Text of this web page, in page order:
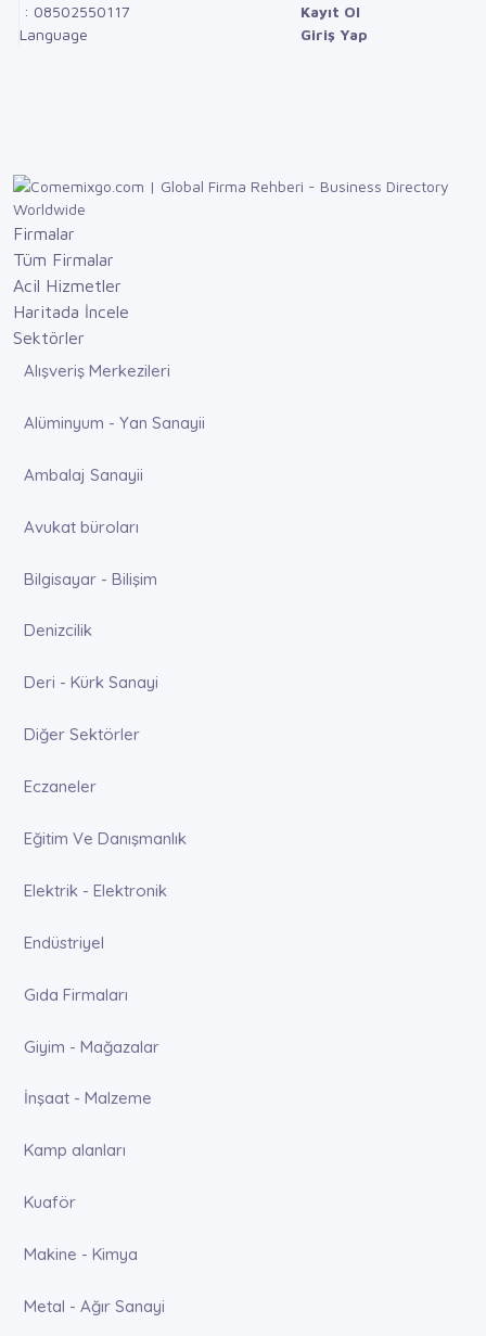
: 08502550117
Language
Kayıt Ol
Giriş Yap
Firmalar
Tüm Firmalar
Acil Hizmetler
Haritada İncele
Sektörler
Alışveriş Merkezileri
Alüminyum - Yan Sanayii
Ambalaj Sanayii
Avukat büroları
Bilgisayar - Bilişim
Denizcilik
Deri - Kürk Sanayi
Diğer Sektörler
Eczaneler
Eğitim Ve Danışmanlık
Elektrik - Elektronik
Endüstriyel
Gıda Firmaları
Giyim - Mağazalar
İnşaat - Malzeme
Kamp alanları
Kuaför
Makine - Kimya
Metal - Ağır Sanayi